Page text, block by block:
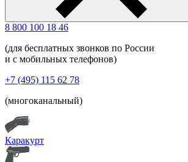
8 800 100 18 46
(для бесплатных звонков по России
и с мобильных телефонов)
+7 (495) 115 62 78
(многоканальный)
Каракурт